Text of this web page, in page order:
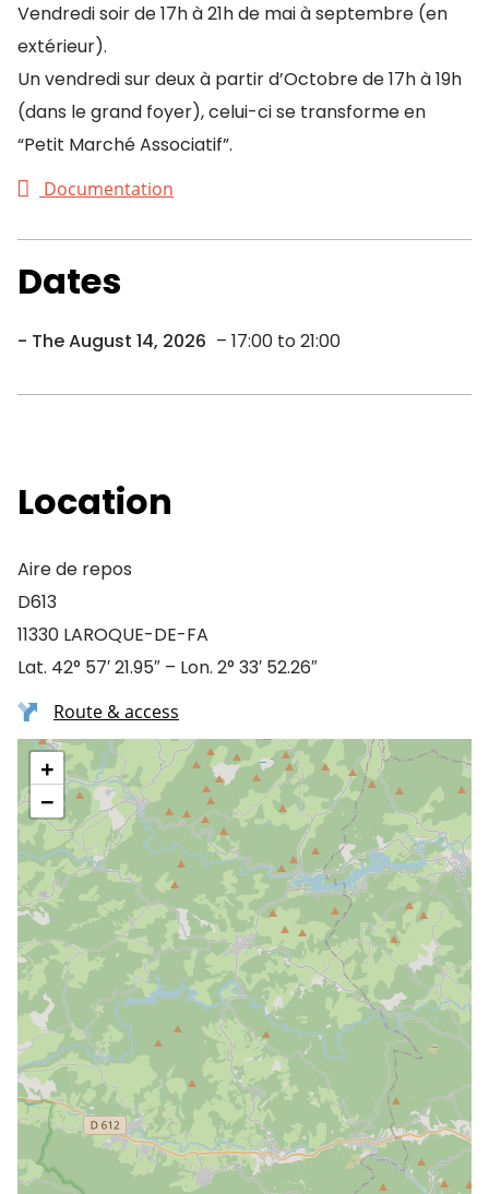
Vendredi soir de 17h à 21h de mai à septembre (en
extérieur).
Un vendredi sur deux à partir d’Octobre de 17h à 19h
(dans le grand foyer), celui-ci se transforme en
“Petit Marché Associatif”.
Documentation
Dates
The August 14, 2026 – 17:00 to 21:00
Location
Aire de repos
D613
11330 LAROQUE-DE-FA
Lat. 42° 57′ 21.95″ – Lon. 2° 33′ 52.26″
Route & access
+
−